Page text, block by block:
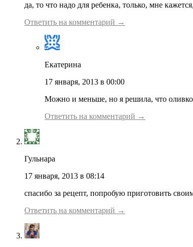
да, то что надо для ребенка, только, мне
Ответить на комментарий →
Екатерина
17 января, 2013 в 00:00
Можно и меньше, но я решила, что
Ответить на комментарий →
Гульнара
17 января, 2013 в 08:14
спасибо за рецепт, попробую приготовить
Ответить на комментарий →